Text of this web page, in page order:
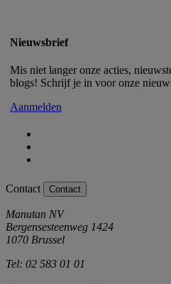
Nieuwsbrief
Mis niet langer onze acties,
blogs! Schrijf je in voor onze
Aanmelden
Contact Contact
Manutan NV
Bergensesteenweg 1424
1070 Brussel
Tel: 02 583 01 01